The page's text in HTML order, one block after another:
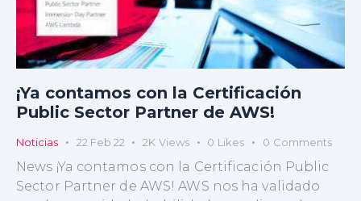
¡Ya contamos con la Certificación
Public Sector Partner de AWS!
Noticias 22 Feb 22 2K Views 0 Likes 0 Comments
News ¡Ya contamos con la Certificación Public
Sector Partner de AWS! AWS nos ha validado